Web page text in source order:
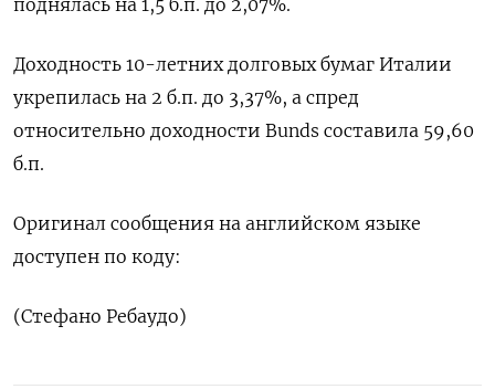
поднялась на ​1,5 б.п. до 2,07%.
Доходность 10-летних долговых бумаг Италии
укрепилась на 2 б.п. до ​3,⁠37%, а спред
относительно доходности Bunds ‌составила 59,60
б.‌п.
Оригинал сообщения на английском ​языке
доступен по коду:
(‌Стефано Ребаудо)